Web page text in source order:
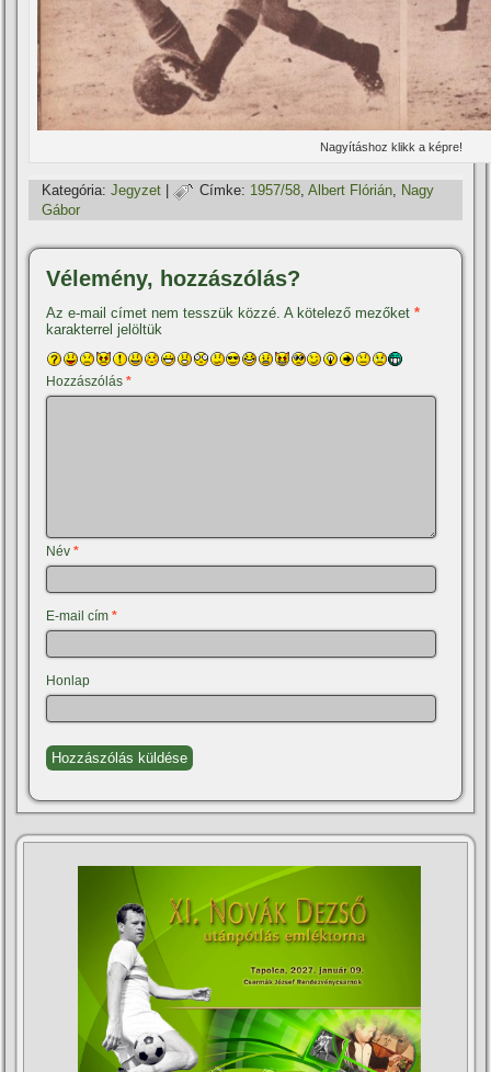
Nagyí­táshoz klikk a képre!
Kategória: Jegyzet | Címke: 1957/58,Albert Flórián, Nagy
Gábor
Vélemény, hozzászólás?
Az e-mail címet nem tesszük közzé. A kötelező mezőket*
karakterrel jelöltük
Hozzászólás*
Név*
E-mail cím*
Honlap